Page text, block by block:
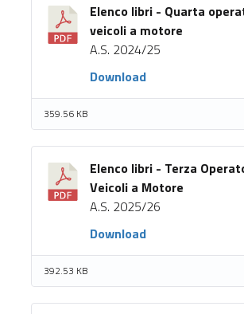
Elenco libri - Quarta
veicoli a motore
A.S. 2024/25
Download
359.56 KB
Elenco libri - Terza
Veicoli a Motore
A.S. 2025/26
Download
392.53 KB